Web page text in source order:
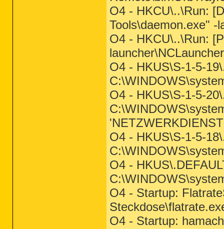
O4 - HKCU\..\Run:
Tools\daemon.exe" -
O4 - HKCU\..\Run:
O4 - HKUS\S-1-5-
O4 - HKUS\S-1-5-
O4 - HKUS\S-1-5-
O4 -
O4 - Startup:
O4 - Startup: